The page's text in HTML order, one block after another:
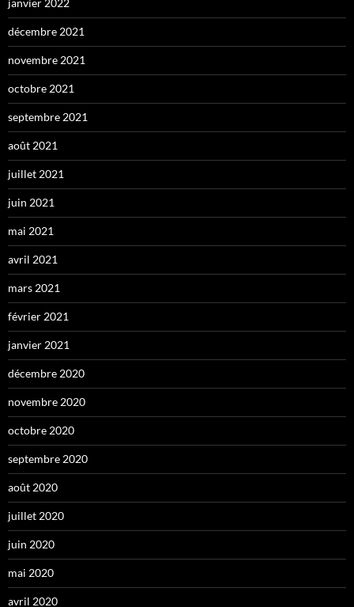
décembre 2021
novembre 2021
octobre 2021
septembre 2021
août 2021
juillet 2021
juin 2021
mai 2021
avril 2021
mars 2021
février 2021
janvier 2021
décembre 2020
novembre 2020
octobre 2020
septembre 2020
août 2020
juillet 2020
juin 2020
mai 2020
avril 2020